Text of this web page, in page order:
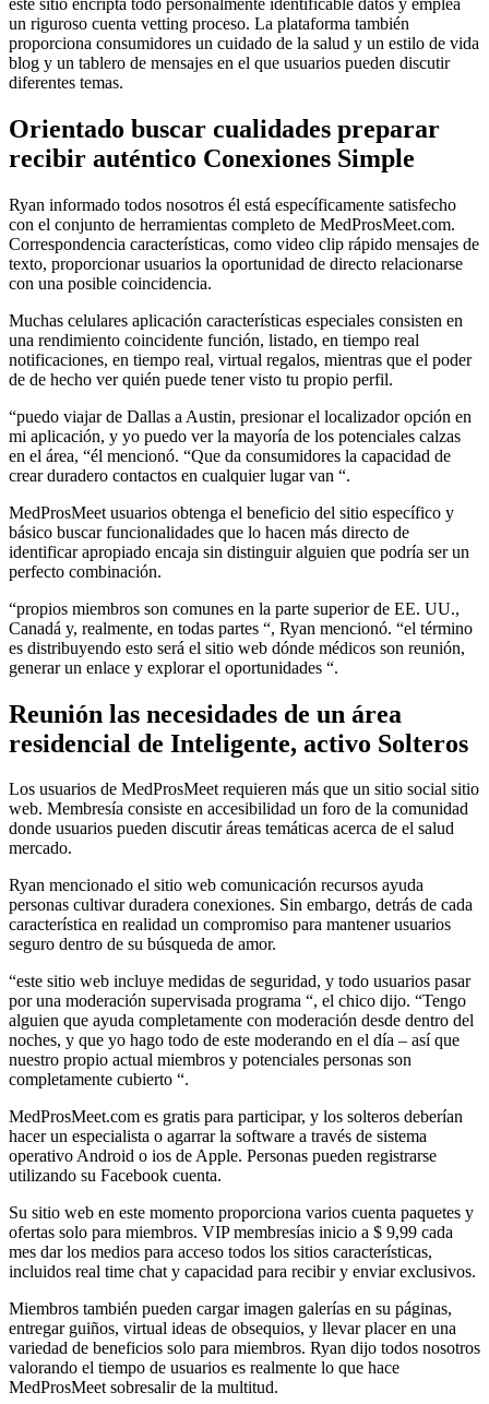
un riguroso cuenta vetting proceso. La plataforma también
proporciona consumidores un cuidado de la salud y un estilo de vida
​​blog y un tablero de mensajes en el que usuarios pueden discutir
diferentes temas.
Orientado buscar cualidades preparar
recibir auténtico Conexiones Simple
Ryan informado todos nosotros él está específicamente satisfecho
con el conjunto de herramientas completo de MedProsMeet.com.
Correspondencia características, como video clip rápido mensajes de
texto, proporcionar usuarios la oportunidad de directo relacionarse
con una posible coincidencia.
Muchas celulares aplicación características especiales consisten en
una rendimiento coincidente función, listado, en tiempo real
notificaciones, en tiempo real, virtual regalos, mientras que el poder
de de hecho ver quién puede tener visto tu propio perfil.
“puedo viajar de Dallas a Austin, presionar el localizador opción en
mi aplicación, y yo puedo ver la mayoría de los potenciales calzas
en el área, “él mencionó. “Que da consumidores la capacidad de
crear duradero contactos en cualquier lugar van “.
MedProsMeet usuarios obtenga el beneficio del sitio específico y
básico buscar funcionalidades que lo hacen más directo de
identificar apropiado encaja sin distinguir alguien que podría ser un
perfecto combinación.
“propios miembros son comunes en la parte superior de EE. UU.,
Canadá y, realmente, en todas partes “, Ryan mencionó. “el término
es distribuyendo esto será el sitio web dónde médicos son reunión,
generar un enlace y explorar el oportunidades “.
Reunión las necesidades de un área
residencial de Inteligente, activo Solteros
Los usuarios de MedProsMeet requieren más que un sitio social sitio
web. Membresía consiste en accesibilidad un foro de la comunidad
donde usuarios pueden discutir áreas temáticas acerca de el salud
mercado.
Ryan mencionado el sitio web comunicación recursos ayuda
personas cultivar duradera conexiones. Sin embargo, detrás de cada
característica en realidad un compromiso para mantener usuarios
seguro dentro de su búsqueda de amor.
“este sitio web incluye medidas de seguridad, y todo usuarios pasar
por una moderación supervisada programa “, el chico dijo. “Tengo
alguien que ayuda completamente con moderación desde dentro del
noches, y que yo hago todo de este moderando en el día – así que
nuestro propio actual miembros y potenciales personas son
completamente cubierto “.
MedProsMeet.com es gratis para participar, y los solteros deberían
hacer un especialista o agarrar la software a través de sistema
operativo Android o ios de Apple. Personas pueden registrarse
utilizando su Facebook cuenta.
Su sitio web en este momento proporciona varios cuenta paquetes y
ofertas solo para miembros. VIP membresías inicio a $ 9,99 cada
mes dar los medios para acceso todos los sitios características,
incluidos real time chat y capacidad para recibir y enviar exclusivos.
Miembros también pueden cargar imagen galerías en su páginas,
entregar guiños, virtual ideas de obsequios, y llevar placer en una
variedad de beneficios solo para miembros. Ryan dijo todos nosotros
valorando el tiempo de usuarios es realmente lo que hace
MedProsMeet sobresalir de la multitud.